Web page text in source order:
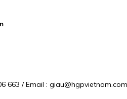
663 / Email : giau@hgpvietnam.com